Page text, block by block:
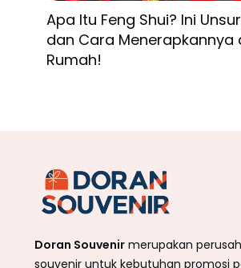
Apa Itu Feng Shui? Ini Unsur
dan Cara Menerapkannya
Rumah!
Doran Souvenir merupakan
souvenir untuk kebutuhan promosi